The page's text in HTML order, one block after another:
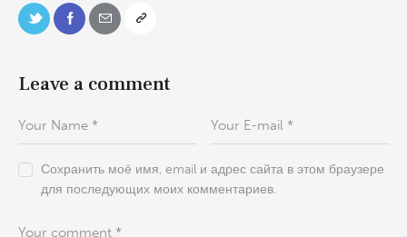
Leave a comment
Сохранить моё имя, email и адрес сайта в этом браузере
для последующих моих комментариев.